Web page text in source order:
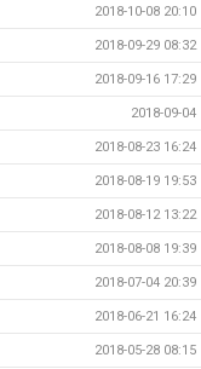
2018-10-08 20:10
2018-09-29 08:32
2018-09-16 17:29
2018-09-04
2018-08-23 16:24
2018-08-19 19:53
2018-08-12 13:22
2018-08-08 19:39
2018-07-04 20:39
2018-06-21 16:24
2018-05-28 08:15